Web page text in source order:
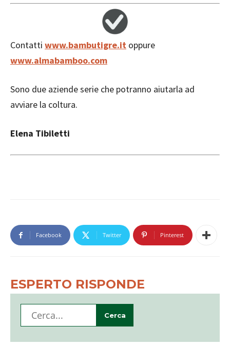
Contatti www.bambutigre.it oppure
www.almabamboo.com
Sono due aziende serie che potranno aiutarla ad
avviare la coltura.
Elena Tibiletti
Facebook Twitter Pinterest
ESPERTO RISPONDE